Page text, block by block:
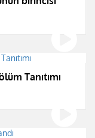
Tanıtımı